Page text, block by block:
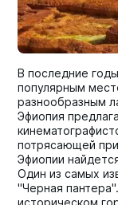
В последние
популярным
разнообразным
Эфиопия
потрясающей
Эфиопии
Один из самых
"Черная
историческом